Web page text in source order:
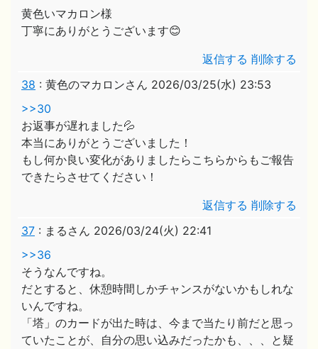
黄色いマカロン様
丁寧にありがとうございます😊
返信する 削除する
38 : 黄色のマカロンさん 2026/03/25(水) 23:53
>>30
お返事が遅れました💦
本当にありがとうございました！
もし何か良い変化がありましたらこちらからもご報告
できたらさせてください！
返信する 削除する
37 : まるさん 2026/03/24(火) 22:41
>>36
そうなんですね。
だとすると、休憩時間しかチャンスがないかもしれな
いんですね。
「塔」のカードが出た時は、今まで当たり前だと思っ
ていたことが、自分の思い込みだったかも、、、と疑